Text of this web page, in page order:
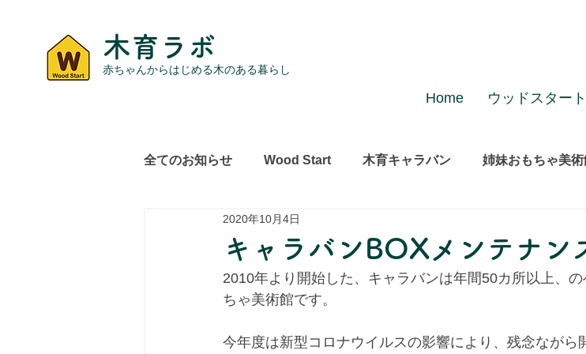
木育ラボ
赤ちゃんからはじめる木のある暮らし
Home ウッドスタート
全てのお知らせ Wood Start 木育キャラバン 姉妹おもちゃ美術
レポート その他
キャラバンBOXメンテナ
2020年10月4日
2010年より開始した、キャラバンは年間50カ所以上、
ちゃ美術館です。
今年度は新型コロナウイルスの影響により、残念ながら